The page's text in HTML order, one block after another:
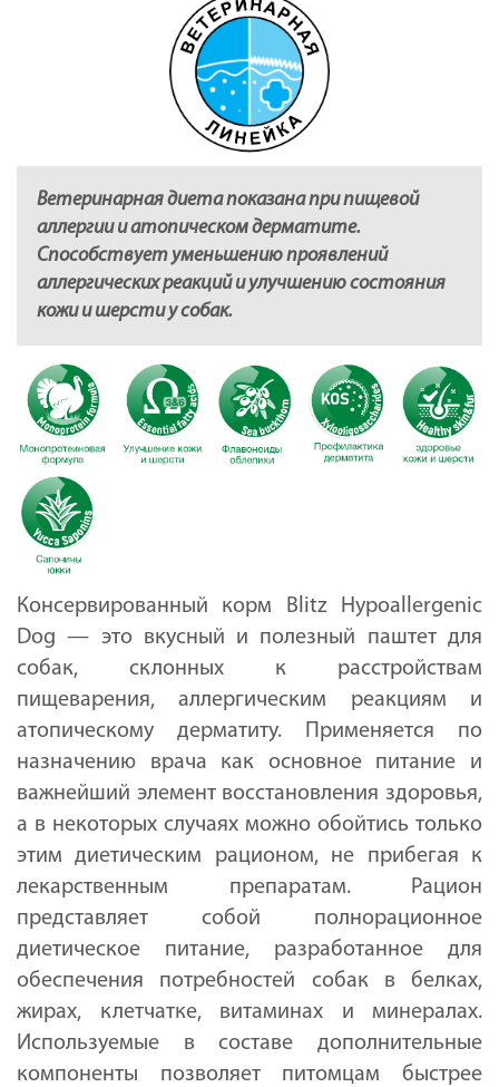
Ветеринарная диета показана при пищевой
аллергии и атопическом дерматите.
Способствует уменьшению проявлений
аллергических реакций и улучшению состояния
кожи и шерсти у собак.
Консервированный корм Blitz Hypoallergenic
Dog — это вкусный и полезный паштет для
собак, склонных к расстройствам
пищеварения, аллергическим реакциям и
атопическому дерматиту. Применяется по
назначению врача как основное питание и
важнейший элемент восстановления здоровья,
а в некоторых случаях можно обойтись только
этим диетическим рационом, не прибегая к
лекарственным препаратам. Рацион
представляет собой полнорационное
диетическое питание, разработанное для
обеспечения потребностей собак в белках,
жирах, клетчатке, витаминах и минералах.
Используемые в составе дополнительные
компоненты позволяет питомцам быстрее